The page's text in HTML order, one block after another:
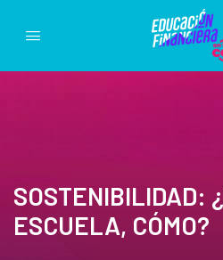
SOSTENIBILIDAD:
ESCUELA, CÓMO?